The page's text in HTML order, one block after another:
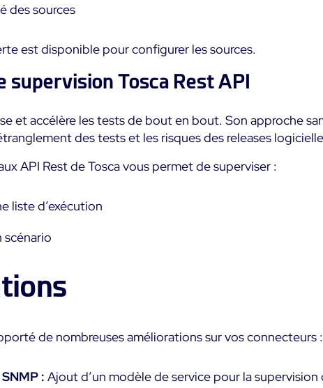
des sources
est disponible pour configurer les sources.
supervision Tosca Rest API
et accélère les tests de bout en bout. Son approche
des tests et les risques des releases
API Rest de Tosca vous permet de superviser :
liste d’exécution
scénario
de nombreuses améliorations sur vos connecteurs :
: Ajout d’un modèle de service pour la supervision